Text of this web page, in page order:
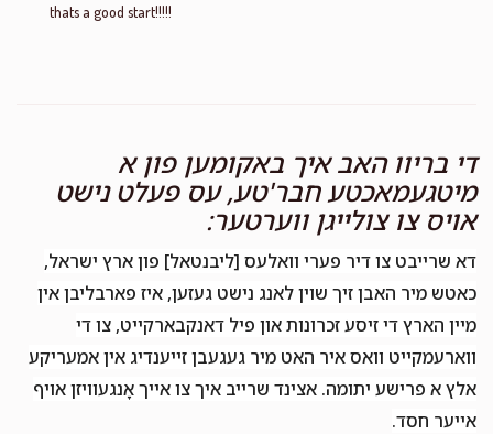
thats a good start!!!!!
די בריוו האב איך באקומען פון א
מיטגעמאכטע חבר'טע, עס פעלט נישט
אויס צו צולייגן ווערטער:
דא שרייבט צו דיר פערי וואלעס [ליבנטאל] פון ארץ ישראל,
כאטש מיר האבן זיך שוין לאנג נישט געזען, איז פארבליבן אין
מיין הארץ די זיסע זכרונות און פיל דאנקבארקייט, צו די
ווארעמקייט וואס איר האט מיר געגעבן זייענדיג אין אמעריקע
אלץ א פרישע יתומה. אצינד שרייב איך צו אייך אָנגעוויזן אויף
אייער חסד.